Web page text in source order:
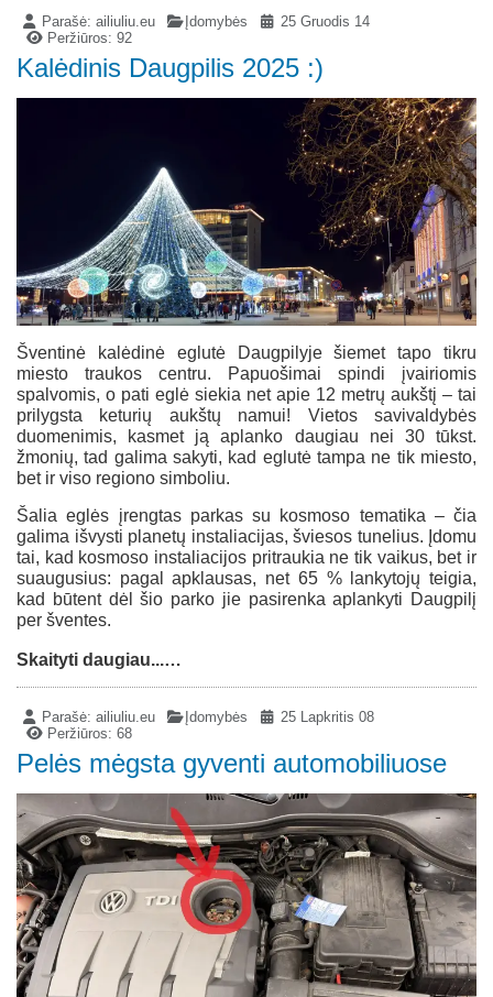
Parašė:ailiuliu.eu Įdomybės
25 Gruodis 14
Peržiūros: 92
Kalėdinis Daugpilis 2025 :)
Šventinė kalėdinė eglutė Daugpilyje šiemet tapo tikru
miesto traukos centru. Papuošimai spindi įvairiomis
spalvomis, o pati eglė siekia net apie 12 metrų aukštį – tai
prilygsta keturių aukštų namui! Vietos savivaldybės
duomenimis, kasmet ją aplanko daugiau nei 30 tūkst.
žmonių, tad galima sakyti, kad eglutė tampa ne tik miesto,
bet ir viso regiono simboliu.
Šalia eglės įrengtas parkas su kosmoso tematika – čia
galima išvysti planetų instaliacijas, šviesos tunelius. Įdomu
tai, kad kosmoso instaliacijos pritraukia ne tik vaikus, bet ir
suaugusius: pagal apklausas, net 65 % lankytojų teigia,
kad būtent dėl šio parko jie pasirenka aplankyti Daugpilį
per šventes.
Skaityti daugiau...…
Parašė:ailiuliu.eu Įdomybės
25 Lapkritis 08
Peržiūros: 68
Pelės mėgsta gyventi automobiliuose